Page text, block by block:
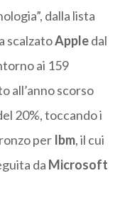
dalla lista
scalzatoAppledal
ai 159
all’anno scorso
20%, toccando i
per Ibm, il cui
da Microsoft